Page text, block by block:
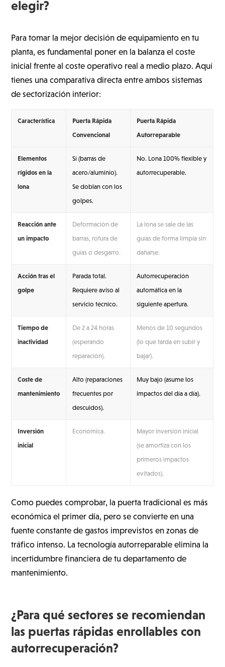
elegir?
Para tomar la mejor decisión de equipamiento en tu
planta, es fundamental poner en la balanza el coste
inicial frente al coste operativo real a medio plazo. Aquí
tienes una comparativa directa entre ambos sistemas
de sectorización interior:
Característica
Puerta Rápida
Convencional
Puerta Rápida
Autorreparable
Elementos
rígidos en la
lona
Sí (barras de
acero/aluminio).
Se doblan con los
golpes.
No. Lona 100% flexible y
autorrecuperable.
Reacción ante
un impacto
Deformación de
barras, rotura de
guías o desgarro.
La lona se sale de las
guías de forma limpia sin
dañarse.
Acción tras el
golpe
Parada total.
Requiere aviso al
servicio técnico.
Autorrecuperación
automática en la
siguiente apertura.
Tiempo de
inactividad
De 2 a 24 horas
(esperando
reparación).
Menos de 10 segundos
(lo que tarda en subir y
bajar).
Coste de
mantenimiento
Alto (reparaciones
frecuentes por
descuidos).
Muy bajo (asume los
impactos del día a día).
Inversión
inicial
Económica.
Mayor inversión inicial
(se amortiza con los
primeros impactos
evitados).
Como puedes comprobar, la puerta tradicional es más
económica el primer día, pero se convierte en una
fuente constante de gastos imprevistos en zonas de
tráfico intenso. La tecnología autorreparable elimina la
incertidumbre financiera de tu departamento de
mantenimiento.
¿Para qué sectores se recomiendan
las puertas rápidas enrollables con
autorrecuperación?